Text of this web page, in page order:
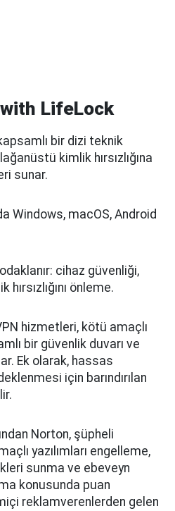
LifeLock
bir dizi teknik
kimlik hırsızlığına
sunar.
Windows, macOS, Android
cihaz güvenliği,
önleme.
hizmetleri, kötü amaçlı
bir güvenlik duvarı ve
Ek olarak, hassas
için barındırılan
Norton, şüpheli
yazılımları engelleme,
sunma ve ebeveyn
konusunda puan
reklamverenlerden gelen